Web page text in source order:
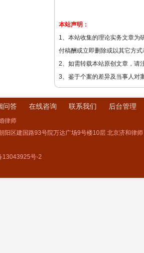
本站声明：
1、本站收集的理论实务文章为
付稿酬或立即删除或以其它方式
2、如需转载本站原创文章，请
3、鉴于个案的差异及当事人对
问答 在线咨询 联系我们 后台管理
律师
阳区建国路93号院万达广场9号楼10层 北京济和律师
13043925号-2